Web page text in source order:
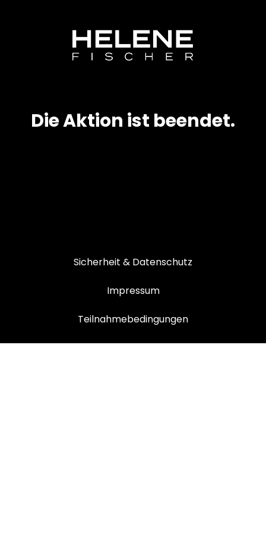
Die Aktion ist beendet.
Sicherheit & Datenschutz
Impressum
Teilnahmebedingungen